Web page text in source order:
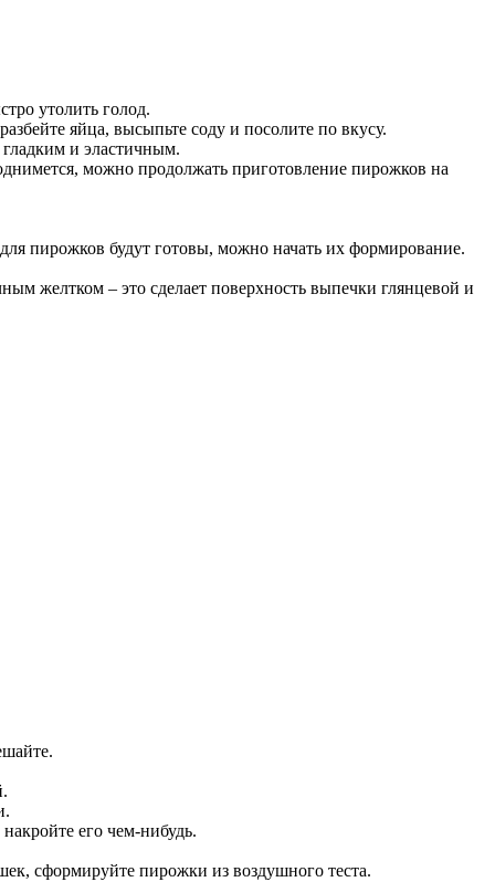
утолить голод.
яйца, высыпьте соду и посолите по вкусу.
и эластичным.
можно продолжать приготовление пирожков на
пирожков будут готовы, можно начать их формирование.
желтком – это сделает поверхность выпечки глянцевой и
его чем-нибудь.
сформируйте пирожки из воздушного теста.